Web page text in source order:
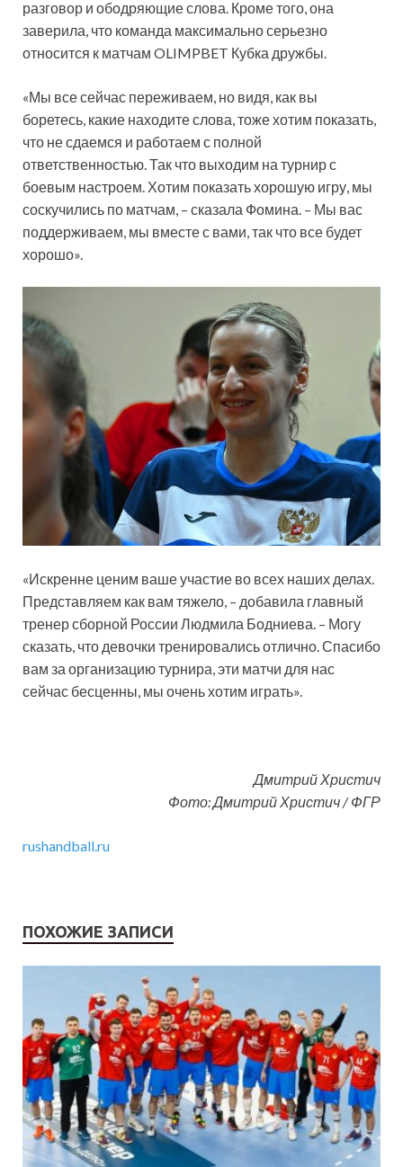
разговор и ободряющие слова. Кроме того, она
заверила, что команда максимально серьезно
относится к матчам OLIMPBET Кубка дружбы.
«Мы все сейчас переживаем, но видя, как вы
боретесь, какие находите слова, тоже хотим показать,
что не сдаемся и работаем с полной
ответственностью. Так что выходим на турнир с
боевым настроем. Хотим показать хорошую игру, мы
соскучились по матчам, – сказала Фомина. – Мы вас
поддерживаем, мы вместе с вами, так что все будет
хорошо».
«Искренне ценим ваше участие во всех наших делах.
Представляем как вам тяжело, – добавила главный
тренер сборной России Людмила Бодниева. – Могу
сказать, что девочки тренировались отлично. Спасибо
вам за организацию турнира, эти матчи для нас
сейчас бесценны, мы очень хотим играть».
Дмитрий Христич
Фото: Дмитрий Христич / ФГР
rushandball.ru
ПОХОЖИЕ ЗАПИСИ